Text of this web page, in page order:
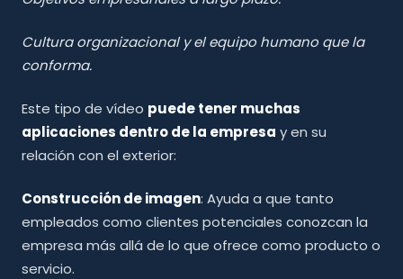
Cultura organizacional y el equipo humano que la
conforma.
Este tipo de vídeo puede tener muchas
aplicaciones dentro de la empresa y en su
relación con el exterior:
Construcción de imagen: Ayuda a que tanto
empleados como clientes potenciales conozcan la
empresa más allá de lo que ofrece como producto o
servicio.